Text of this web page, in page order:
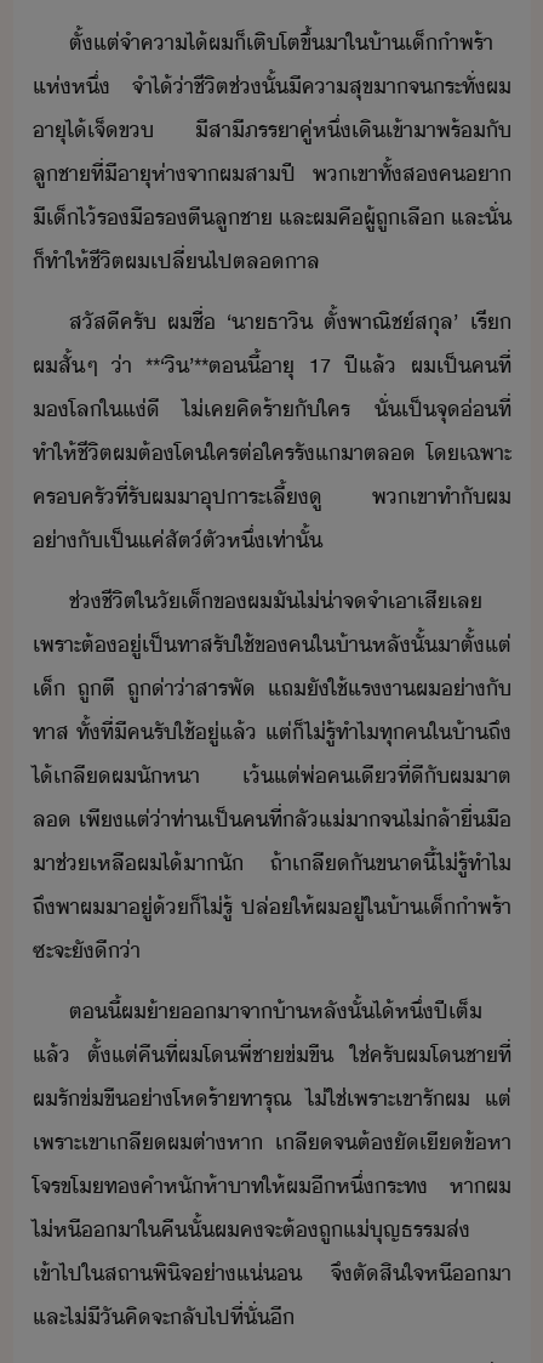
ตั้แต่​จำคาไ้​ผ​็​เติโต​ขึ้​า​ใ​้า​เ็ำพร้า​
แห่หึ​่​ ​จำไ้​่า​ชีิต​ช่​ั้​ีคาสุข​า​จระทั่​ผ​
าุ​ไ้​เจ็​ข​ ​ีสา​ี​ภรรา​คู่​หึ่​เิ​เข้าา​พร้ั​
ลูชา​ที่​ีาุ​ห่า​จา​ผ​สา​ปี​ ​พเขา​ทั้ส​ค​า​
ี​เ็​ไ้​ร​ืร​ตี​ลูชา​ ​และ​ผ​คื​ผู้​ถู​เลื​ ​และ​ั่​
็​ทำให้​ชีิต​ผ​เปลี่ไป​ตลาล
สัสี​ครั​ ​ผ​ชื่​ ​‘​า​ธา​ิ​ ​ตั้​พาณิช์​สุล​’​ ​เรี​
ผ​สั้​ๆ​ ​่า​ ​**​‘​ิ​’​**​ตี้​าุ​ ​17​ ​ปี​แล้​ ​ผ​เป็​คที​่​
โลใแ่ี​ ​ไ่เค​คิร้า​ั​ใคร​ ​ั่​เป็​จุ่​ที่​
ทำให้​ชีิต​ผ​ต้​โ​ใครต่ใคร​รัแ​าต​ล​ ​โเฉพาะ​
ครครั​ที่​รั​ผ​า​ุปาระ​เลี้ู​ ​พเขา​ทำ​ั​ผ​
่า​ั​เป็​แค่​สัต์​ตั​หึ่​เท่าั้
ช่ชีิต​ใ​ัเ็​ข​ผ​ั​ไ่่า​จจำ​เา​เสี​เล​ ​
เพราะ​ต้​ู่​เป็​ทาส​รัใช้​ข​คใ​้า​หลั​ั้​าตั​้​แต่​
เ็​ ​ถู​ตี​ ​ถู​่า่า​สารพั​ ​แถ​ั​ใช้​แรา​ผ​่า​ั​
ทาส​ ​ทั้ที่​ี​ครัใช้​ู่​แล้​ ​แต่​็​ไ่รู้​ทำไ​ทุค​ใ​้า​ถึ​
ไ้​เลี​ผ​ัหา​ ​เ้แต่​พ่​คเี​ที่​ี​ั​ผ​าต​
ล​ ​เพีแต่่า​ท่า​เป็​คที​่​ลั​แ่​า​จ​ไ่ล้า​ื่ื​
าช​่​เหลื​ผ​ไ้า​ั​ ​ถ้า​เลี​ั​ขา​ี้​ไ่รู้​ทำไ​
ถึ​พา​ผ​า​ู่​้​็​ไ่รู้​ ​ปล่​ให้​ผ​ู่​ใ​้า​เ็ำพร้า​
ซะ​จะ​ัี​่า
ตี้​ผ​้า​าจา​้า​หลั​ั้​ไ้​หึ่​ปี​เต็​
แล้​ ​ตั้แต่​คื​ที่​ผ​โ​พี่ชา​ข่ขื​ ​ใช่​ครัผ​โ​ชา​ที่​
ผ​รั​ข่ขื​่า​โหร้า​ทารุณ​ ​ไ่ใช่​เพราะ​เขา​รั​ผ​ ​แต่​
เพราะ​เขา​เลี​ผ​ต่าหา​ ​เลี​จ​ต้​ัเี​ข้หา​
โจร​ขโ​ทคำ​หั​ห้า​าท​ให้​ผ​ี​หึ่​ระท​ ​หา​ผ​
ไ่​หี​า​ใ​คื​ั้​ผ​คจะ​ต้​ถู​แ่​ุญธรร​ส่​
เข้าไป​ใ​สถา​พิิจ​่าแ่​ ​จึ​ตัสิใจ​หี​า​
และ​ไ่ีั​คิ​จะ​ลั​ไป​ที่ั่​ี